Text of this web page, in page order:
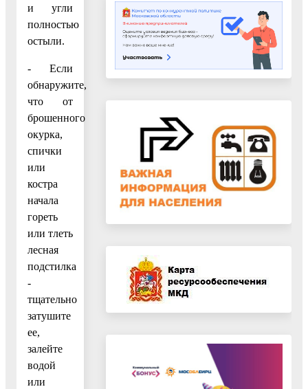
и угли
полностью
остыли.
- Если
обнаружите,
что от
брошенного
окурка,
спички
или
костра
начала
гореть
или тлеть
лесная
подстилка
-
тщательно
затушите
ее,
залейте
водой
или